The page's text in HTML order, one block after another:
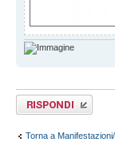
Rispondi al
messaggio
Torna a